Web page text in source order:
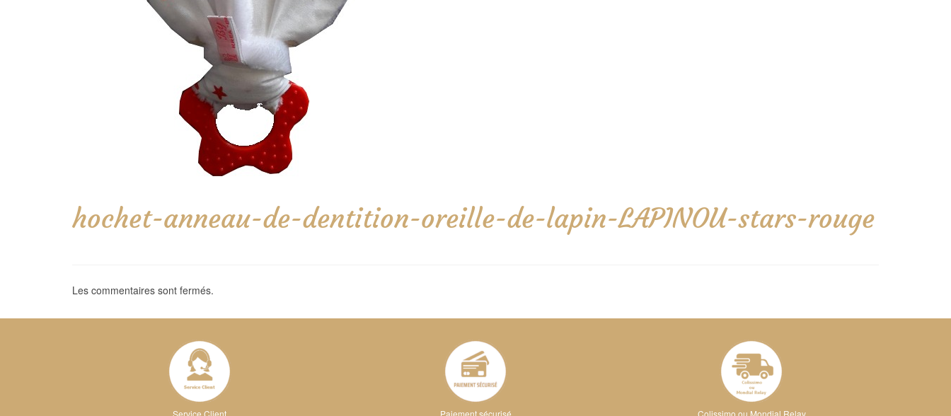
hochet-anneau-de-dentition-oreille-de-lapin-LAPINOU-stars-rouge
Les commentaires sont fermés.
Service Client Paiement sécurisé Colissimo ou Mondial Relay